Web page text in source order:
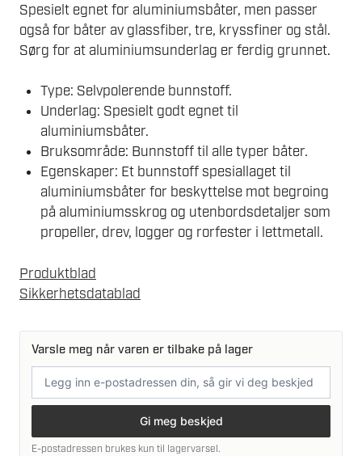
Spesielt egnet for aluminiumsbåter, men passer
også for båter av glassfiber, tre, kryssfiner og stål.
Sørg for at aluminiumsunderlag er ferdig grunnet.
Type: Selvpolerende bunnstoff.
Underlag: Spesielt godt egnet til
aluminiumsbåter.
Bruksområde: Bunnstoff til alle typer båter.
Egenskaper: Et bunnstoff spesiallaget til
aluminiumsbåter for beskyttelse mot begroing
på aluminiumsskrog og utenbordsdetaljer som
propeller, drev, logger og rorfester i lettmetall.
Produktblad
Sikkerhetsdatablad
Varsle meg når varen er tilbake på lager
postadresse
Gi meg beskjed
E-postadressen brukes kun til lagervarsel.